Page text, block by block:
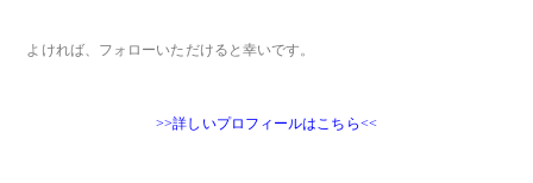
よければ、フォローいただけると幸いです。
>>詳しいプロフィールはこちら<<